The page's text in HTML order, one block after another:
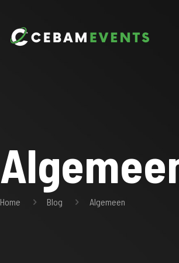
Home Blog Algemeen